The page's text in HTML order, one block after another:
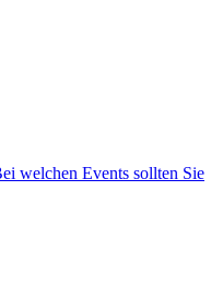
welchen Events sollten Sie